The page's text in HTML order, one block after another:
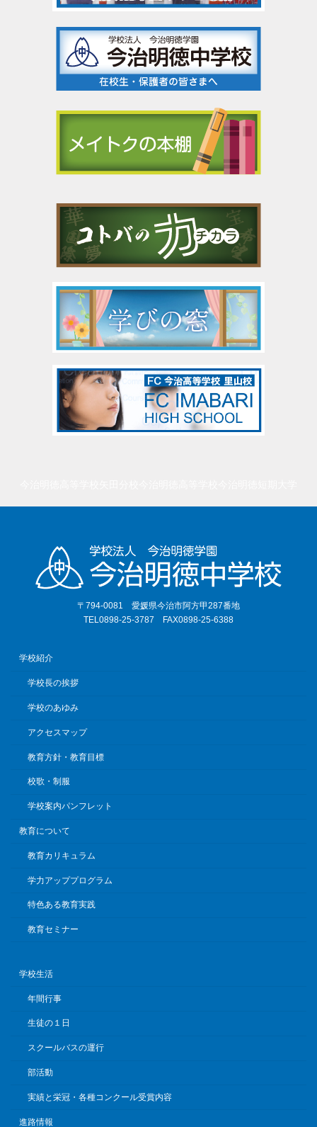
〒794-0081 愛媛県今治市阿方甲287番地
TEL0898-25-3787 FAX0898-25-6388
学校紹介
学校長の挨拶
学校のあゆみ
アクセスマップ
教育方針・教育目標
校歌・制服
学校案内パンフレット
教育について
教育カリキュラム
学力アッププログラム
特色ある教育実践
教育セミナー
学校生活
年間行事
生徒の１日
スクールバスの運行
部活動
実績と栄冠・各種コンクール受賞内容
進路情報